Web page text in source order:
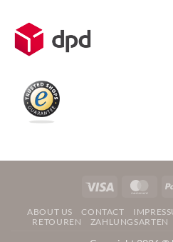
Weitere Informationen über den
Visa
ABOUT US CONTACT
RETOUREN
ZAHLUNGSARTEN